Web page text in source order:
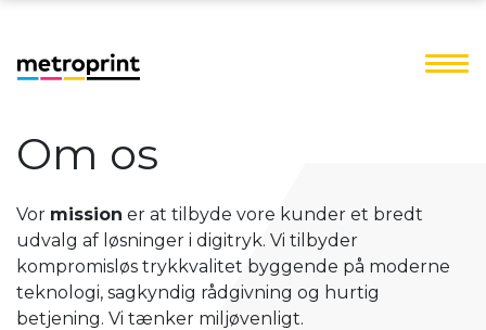
Om os
Vor mission er at tilbyde vore kunder et bredt
udvalg af løsninger i digitryk. Vi tilbyder
kompromisløs trykkvalitet byggende på moderne
teknologi, sagkyndig rådgivning og hurtig
betjening. Vi tænker miljøvenligt.